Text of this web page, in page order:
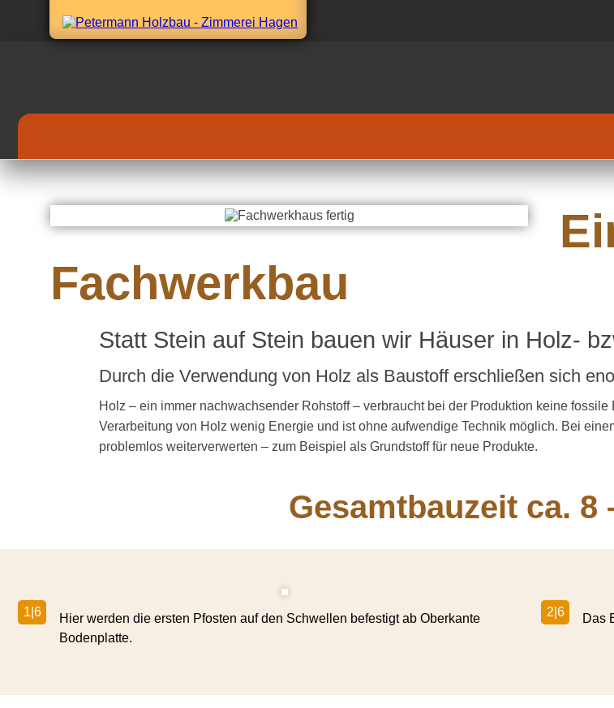
Fachwerkbau
Statt Stein auf Stein bauen wir Häuser in Holz-
Durch die Verwendung von Holz als Baustoff erschließen sich
Holz – ein immer nachwach­sender Rohstoff – verbraucht bei der Produktion keine
Verarbeitung von Holz wenig Energie und ist ohne aufwendige Technik möglich. Bei
problemlos weiter­ver­werten – zum Beispiel als Grundstoff für neue Produkte.
Gesamt­­bauzeit ca. 8
1|6
Hier werden die ersten Pfosten auf den Schwellen befestigt ab Oberkante
Bodenplatte.
2|6 Das